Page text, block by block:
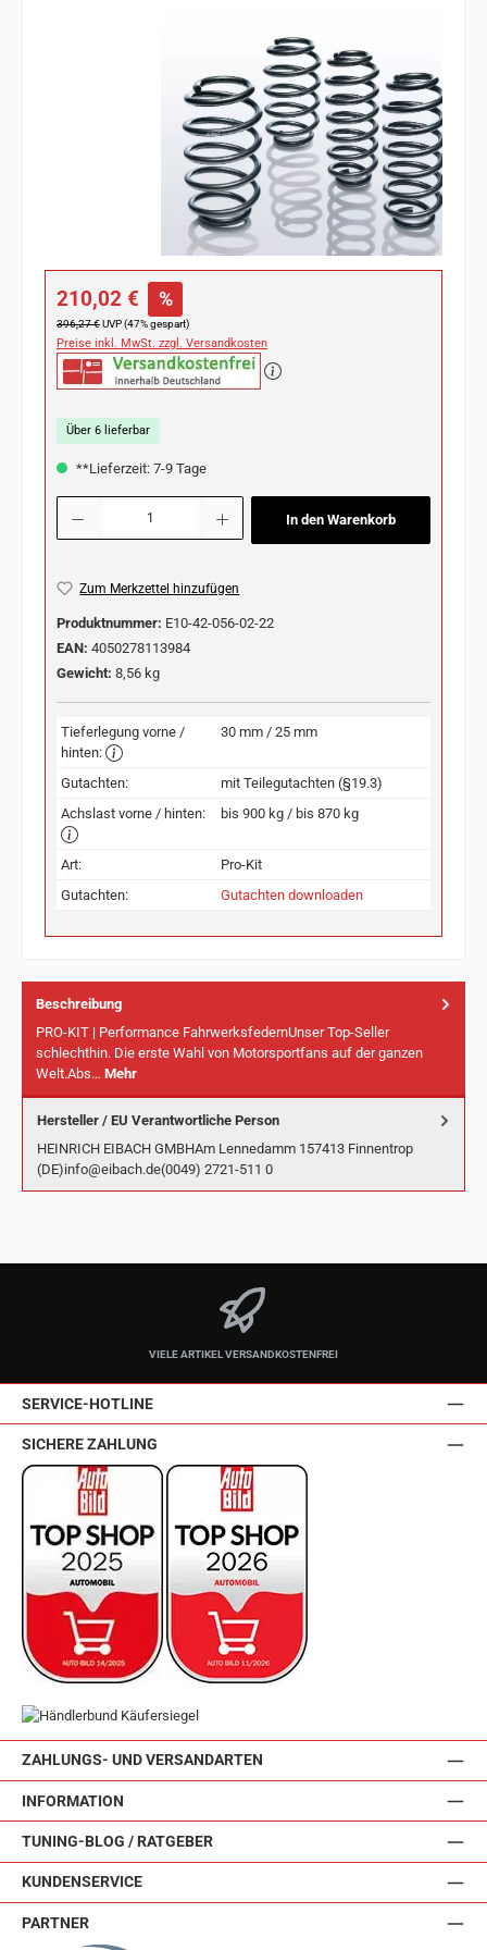
Verkaufspreis:
210,02 € %
Regulärer Preis:
396,27 €UVP (47% gespart)
Preise inkl. MwSt. zzgl. Versandkosten
Über 6 lieferbar
**Lieferzeit: 7-9 Tage
Produkt Anzahl: Gib den gewünschten Wert ein oder benutze die Schaltflächen
In den Warenkorb
Zum Merkzettel hinzufügen
Produktnummer: E10-42-056-02-22
EAN: 4050278113984
Gewicht: 8,56 kg
Tieferlegung vorne /
hinten:
30 mm / 25 mm
Gutachten:
mit Teilegutachten (§19.3)
Achslast vorne / hinten:
bis 900 kg / bis 870 kg
Art:
Pro-Kit
Gutachten:
Gutachten downloaden
Beschreibung
PRO-KIT | Performance FahrwerksfedernUnser Top-Seller
schlechthin. Die erste Wahl von Motorsportfans auf der ganzen
Welt.Abs… Mehr
Hersteller / EU Verantwortliche Person
HEINRICH EIBACH GMBHAm Lennedamm 157413 Finnentrop
(DE)info@eibach.de(0049) 2721-511 0
VIELE ARTIKEL VERSANDKOSTENFREI
SERVICE-HOTLINE
ZAHLUNGS- UND VERSANDARTEN
INFORMATION
TUNING-BLOG / RATGEBER
KUNDENSERVICE
SICHERE ZAHLUNG
PARTNER